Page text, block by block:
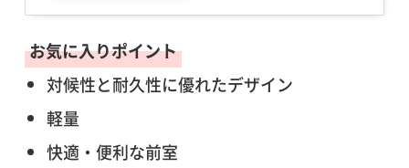
お気に入りポイント
対候性と耐久性に優れたデザイン
軽量
快適・便利な前室